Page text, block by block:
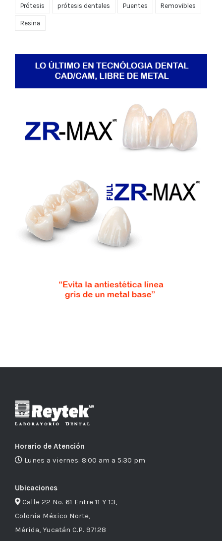
Prótesis prótesis dentales Puentes Removibles
Resina
Horario de Atención
Lunes a viernes: 8:00 am a 5:30 pm
Ubicaciones
Calle 22 No. 61 Entre 11 Y 13,
Colonia México Norte,
Mérida, Yucatán C.P. 97128